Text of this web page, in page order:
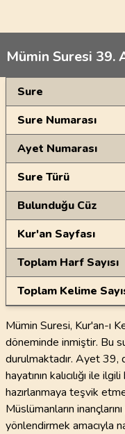
Mümin Suresi 39.
Genel Bilgiler
Sure
Sure Numarası
Ayet Numarası
Sure Türü
Bulunduğu Cüz
Kur'an Sayfası
Toplam Harf Sayısı
Toplam Kelime
Mümin Suresi, Kur'an-ı
döneminde inmiştir. Bu
durulmaktadır. Ayet 39,
hayatının kalıcılığı ile
hazırlanmaya teşvik
Müslümanların
yönlendirmek amacıyla